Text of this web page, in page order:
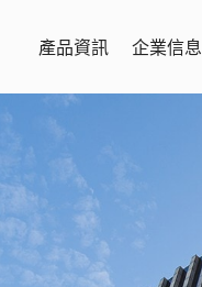
產品資訊 企業信息